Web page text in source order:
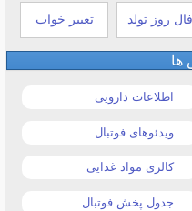
فال روز تولد تعبیر خواب
ها
اطلاعات دارویی
ویدئوهای فوتبال
کالری مواد غذایی
جدول پخش فوتبال